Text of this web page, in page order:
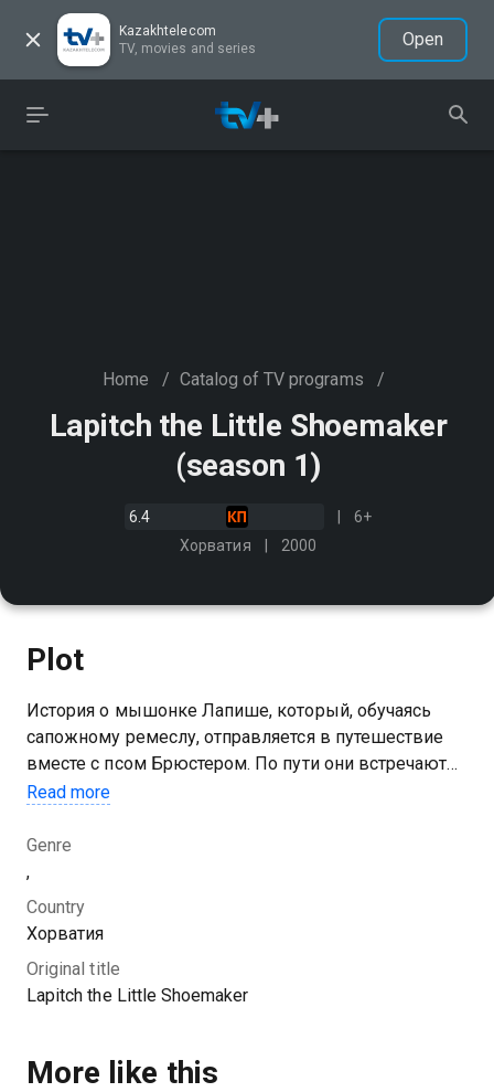
Kazakhtelecom
TV, movies and series
Open
Home / Catalog of TV programs /
Lapitch the Little Shoemaker
(season 1)
6.4
6+
Хорватия
2000
Plot
История о мышонке Лапише, который, обучаясь
сапожному ремеслу, отправляется в путешествие
вместе с псом Брюстером. По пути они встречают
попугая Пико, мышку Лизу и сталкиваются с доброй
Shoemaker online for free in good HD quality on
Kazakhtelecom.
Read more
Genre
,
Country
Хорватия
Original title
Lapitch the Little Shoemaker
More like this